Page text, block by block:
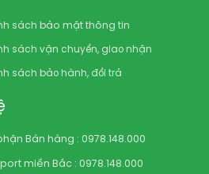
sách bảo mật thông tin
sách vận chuyển, giao nhận
sách bảo hành, đổi trả
Bán hàng : 0978.148.000
miền Bắc : 0978.148.000